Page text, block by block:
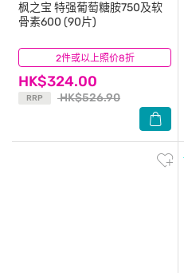
2件或以上照价8折
枫之宝 特强葡萄糖胺750及软
骨素600 (90片)
HK$324.00
RRP HK$526.90
(27)